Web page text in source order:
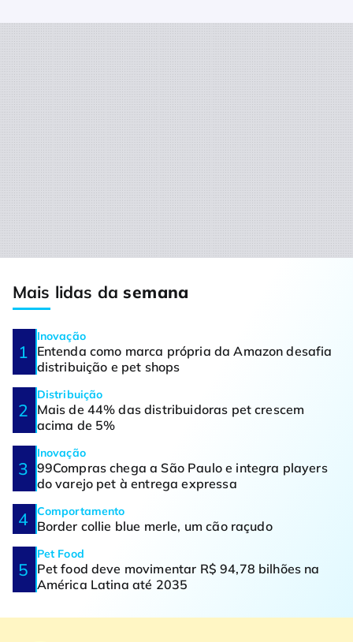
Mais lidas dasemana
Inovação
Entenda como marca própria da Amazon desafia
distribuição e pet shops
Distribuição
Mais de 44% das distribuidoras pet crescem
acima de 5%
Inovação
99Compras chega a São Paulo e integra players
do varejo pet à entrega expressa
Comportamento
Border collie blue merle, um cão raçudo
Pet Food
Pet food deve movimentar R$ 94,78 bilhões na
América Latina até 2035